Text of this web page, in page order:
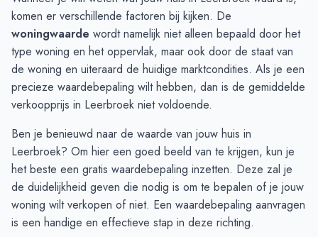
September € 763.000
€ 950.833
Oktober
€ 696.000
€ 701.250
November
€ 872.500
€ 533.754
December
€ 872.500 € 565.008
Januari
€ 751.666
€ 533.004
Februari
€ 751.666
€ 519.875
April
€ 320.000 € 442.375
Mei
€ 738.333 € 346.000
Juni
€ 887.800 € 346.000
komen er verschillende factoren bij kijken. De
woningwaarde wordt namelijk niet alleen bepaald door het
type woning en het oppervlak, maar ook door de staat van
de woning en uiteraard de huidige marktcondities. Als je een
precieze waardebepaling wilt hebben, dan is de gemiddelde
verkoopprijs in Leerbroek niet voldoende.
Ben je benieuwd naar de waarde van jouw huis in
Leerbroek? Om hier een goed beeld van te krijgen, kun je
het beste een gratis waardebepaling inzetten. Deze zal je
de duidelijkheid geven die nodig is om te bepalen of je jouw
woning wilt verkopen of niet. Een waardebepaling aanvragen
is een handige en effectieve stap in deze richting.